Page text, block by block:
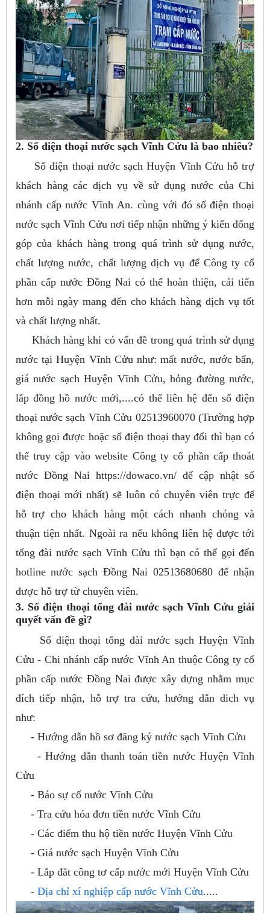
2. Số điện thoại nước sạch Vĩnh Cửu là bao nhiêu?
Số điện thoại nước sạch Huyện Vĩnh Cửu hỗ trợ
khách hàng các dịch vụ về sử dụng nước của Chi
nhánh cấp nước Vĩnh An. cùng với đó số điện thoại
nước sạch Vĩnh Cửu nơi tiếp nhận những ý kiến đống
góp của khách hàng trong quá trình sử dụng nước,
chất lượng nước, chất lượng dịch vụ để Công ty cổ
phần cấp nước Đồng Nai có thể hoàn thiện, cải tiến
hơn mỗi ngày mang đến cho khách hàng dịch vụ tốt
và chất lượng nhất.
Khách hàng khi có vấn đề trong quá trình sử dụng
nước tại Huyện Vĩnh Cửu như: mất nước, nước bẩn,
giá nước sạch Huyện Vĩnh Cửu, hỏng đường nước,
lắp đồng hồ nước mới,....có thể liên hệ đến số điện
thoại nước sạch Vĩnh Cửu 02513960070 (Trường hợp
không gọi được hoặc số điện thoại thay đổi thì bạn có
thể truy cập vào website Công ty cổ phần cấp thoát
nước Đồng Nai https://dowaco.vn/ để cập nhật số
điện thoại mới nhất) sẽ luôn có chuyên viên trực để
hỗ trợ cho khách hàng một cách nhanh chóng và
thuận tiện nhất. Ngoài ra nếu không liên hệ được tới
tổng đài nước sạch Vĩnh Cửu thì bạn có thể gọi đến
hotline nước sạch Đồng Nai 02513680680 để nhận
được hỗ trợ từ chuyên viên.
3. Số điện thoại tổng đài nước sạch Vĩnh Cửu giải
quyết vấn đề gì?
Số điện thoại tổng đài nước sạch Huyện Vĩnh
Cửu - Chi nhánh cấp nước Vĩnh An thuộc Công ty cổ
phần cấp nước Đồng Nai được xây dựng nhằm mục
đích tiếp nhận, hỗ trợ tra cứu, hướng dẫn dich vụ
như:
- Hướng dẫn hồ sơ đăng ký nước sạch Vĩnh Cửu
- Hướng dẫn thanh toán tiền nước Huyện Vĩnh
Cửu
- Báo sự cố nước Vĩnh Cửu
- Tra cứu hóa đơn tiền nước Vĩnh Cửu
- Các điểm thu hộ tiền nước Huyện Vĩnh Cửu
- Giá nước sạch Huyện Vĩnh Cửu
- Lắp đăt công tơ cấp nước mới Huyện Vĩnh Cửu
- Địa chỉ xí nghiệp cấp nước Vĩnh Cửu.....